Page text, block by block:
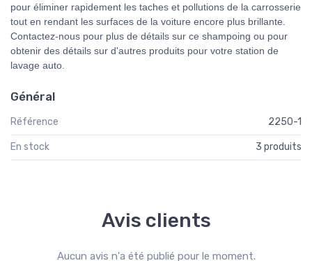
pour éliminer rapidement les taches et pollutions de la carrosserie
tout en rendant les surfaces de la voiture encore plus brillante.
Contactez-nous pour plus de détails sur ce shampoing ou pour
obtenir des détails sur d'autres produits pour votre station de
lavage auto.
Général
Référence 2250-1
En stock 3 produits
Avis clients
Aucun avis n'a été publié pour le moment.